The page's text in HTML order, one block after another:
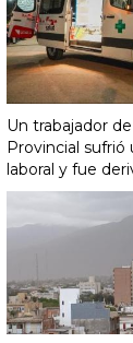
Un trabajador
Provincial sufrió
laboral y fue